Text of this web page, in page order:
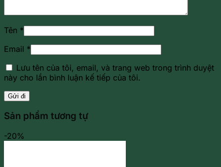
Tên *
Email *
Lưu tên của tôi, email, và trang web trong trình duyệt
này cho lần bình luận kế tiếp của tôi.
Sản phẩm tương tự
-20%